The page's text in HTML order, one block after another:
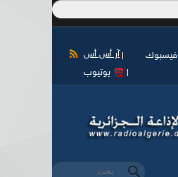
آر أس أس فيسبوك
يوتيوب
‏بحث ‏